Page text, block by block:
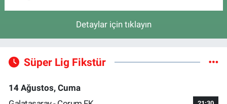
Detaylar için tıklayın
Süper Lig Fikstür
14 Ağustos, Cuma